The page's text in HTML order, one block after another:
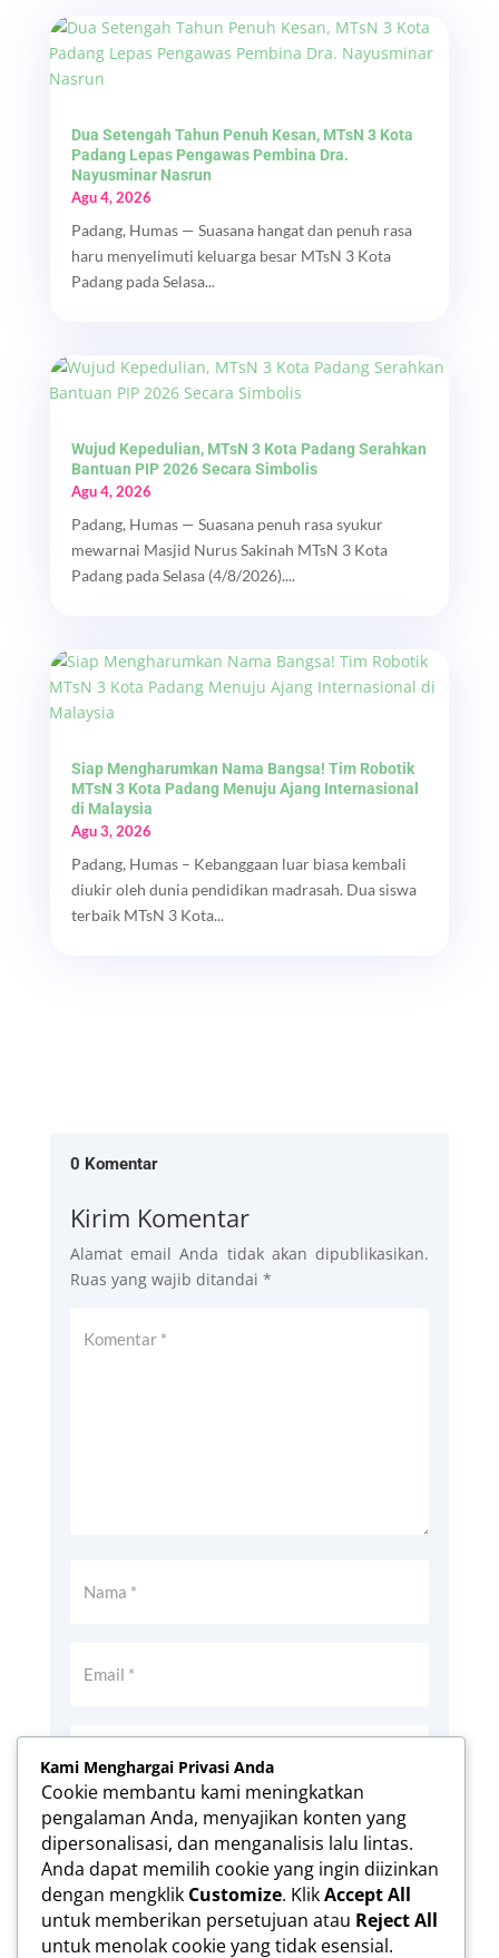
Dua Setengah Tahun Penuh Kesan, MTsN 3 Kota
Padang Lepas Pengawas Pembina Dra.
Nayusminar Nasrun
Agu 4, 2026
Padang, Humas — Suasana hangat dan penuh rasa
haru menyelimuti keluarga besar MTsN 3 Kota
Padang pada Selasa...
Wujud Kepedulian, MTsN 3 Kota Padang Serahkan
Bantuan PIP 2026 Secara Simbolis
Agu 4, 2026
Padang, Humas — Suasana penuh rasa syukur
mewarnai Masjid Nurus Sakinah MTsN 3 Kota
Padang pada Selasa (4/8/2026)....
Siap Mengharumkan Nama Bangsa! Tim Robotik
MTsN 3 Kota Padang Menuju Ajang Internasional
di Malaysia
Agu 3, 2026
Padang, Humas – Kebanggaan luar biasa kembali
diukir oleh dunia pendidikan madrasah. Dua siswa
terbaik MTsN 3 Kota...
0 Komentar
Kirim Komentar
Alamat email Anda tidak akan dipublikasikan.
Ruas yang wajib ditandai *
Simpan nama, email, dan situs web saya
pada peramban ini untuk komentar saya
berikutnya.
Kirim Komentar
Kami Menghargai Privasi Anda
Cookie membantu kami meningkatkan
pengalaman Anda, menyajikan konten yang
dipersonalisasi, dan menganalisis lalu lintas.
Anda dapat memilih cookie yang ingin diizinkan
dengan mengklik Customize. KlikAccept All
untuk memberikan persetujuan atau Reject All
untuk menolak cookie yang tidak esensial.